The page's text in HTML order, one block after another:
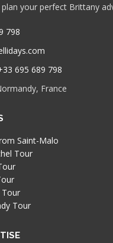
your perfect Brittany
798
695 689 798
France
Saint-Malo
Tour
Tour
Tour